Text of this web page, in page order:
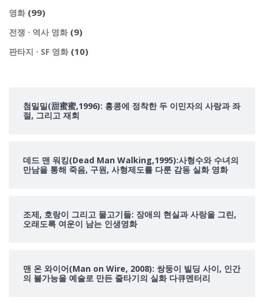
영화(99)
전쟁 · 역사 영화(9)
판타지 · SF 영화(10)
첨밀밀(甜蜜蜜,1996): 홍콩에 정착한 두 이민자의 사랑과 좌
절, 그리고 재회
데드 맨 워킹(Dead Man Walking,1995):사형수와 수녀의
만남을 통해 죽음, 구원, 사형제도를 다룬 감동 실화 영화
조제, 호랑이 그리고 물고기들: 장애의 현실과 사랑을 그린,
오래도록 여운이 남는 인생영화
맨 온 와이어(Man on Wire, 2008): 쌍둥이 빌딩 사이, 인간
의 불가능을 예술로 만든 줄타기의 실화 다큐멘터리